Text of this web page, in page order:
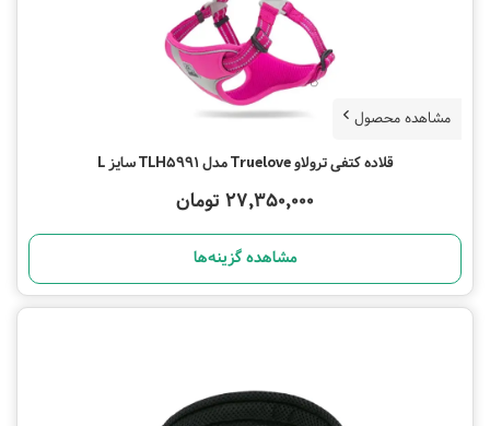
مشاهده محصول
قلاده کتفی ترولاو Truelove مدل TLH5991 سایز L
27,350,000 تومان
مشاهده گزینه‌ها